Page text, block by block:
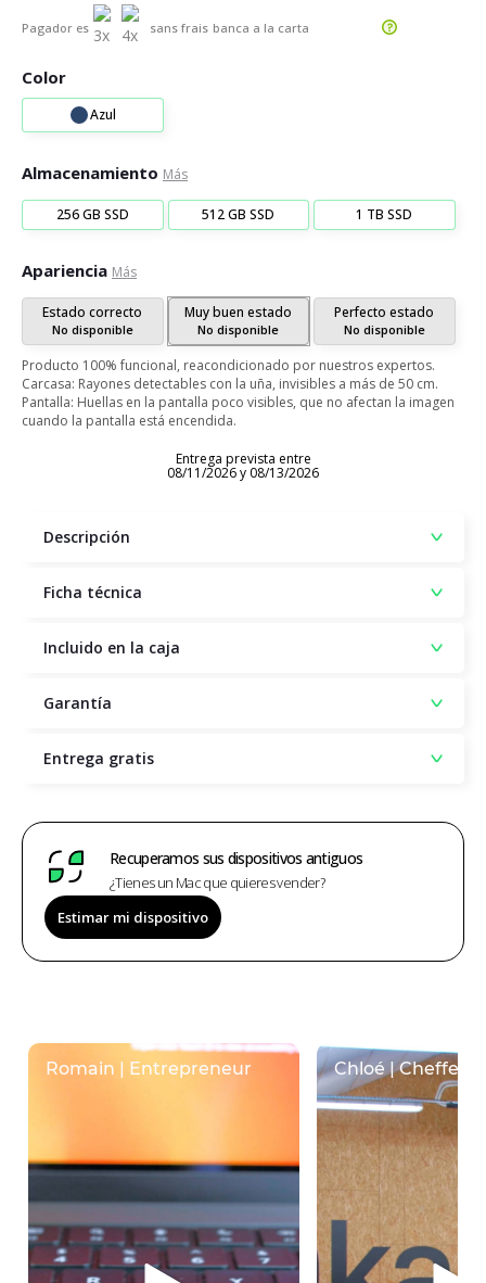
Pagador es sans frais banca a la carta
Color
Azul
Almacenamiento Más
256 GB SSD 512 GB SSD 1 TB SSD
Apariencia Más
Estado correcto
No disponible
Muy buen estado
No disponible
Perfecto estado
No disponible
Producto 100% funcional, reacondicionado por nuestros expertos.
Carcasa: Rayones detectables con la uña, invisibles a más de 50 cm.
Pantalla: Huellas en la pantalla poco visibles, que no afectan la imagen
cuando la pantalla está encendida.
Entrega prevista entre
08/11/2026 y 08/13/2026
Descripción
Ficha técnica
Incluido en la caja
Garantía
Entrega gratis
Recuperamos sus dispositivos antiguos
¿Tienes un Mac que quieres vender?
Estimar mi dispositivo